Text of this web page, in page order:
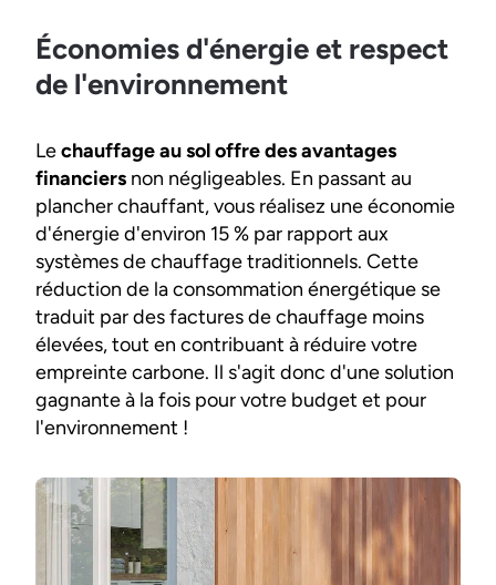
Économies d'énergie et respect
de l'environnement
Lechauffage au sol offre des avantages
financiers non négligeables. En passant au
plancher chauffant, vous réalisez une économie
d'énergie d'environ 15 % par rapport aux
systèmes de chauffage traditionnels. Cette
réduction de la consommation énergétique se
traduit par des factures de chauffage moins
élevées, tout en contribuant à réduire votre
empreinte carbone. Il s'agit donc d'une solution
gagnante à la fois pour votre budget et pour
l'environnement !